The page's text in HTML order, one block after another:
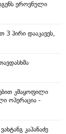
ეროვნული
პირი დააკავეს,
კმაყოფილი
ოპერაცია -
კაპანაძე